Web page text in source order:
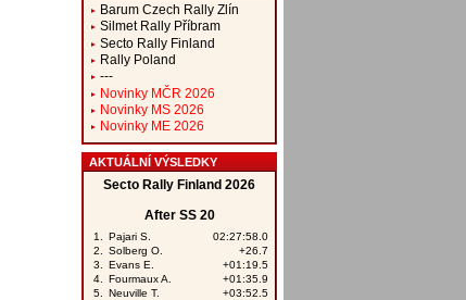
Barum Czech Rally Zlín
Silmet Rally Příbram
Secto Rally Finland
Rally Poland
---
Novinky MČR 2026
Novinky MS 2026
Novinky ME 2026
AKTUÁLNÍ VÝSLEDKY